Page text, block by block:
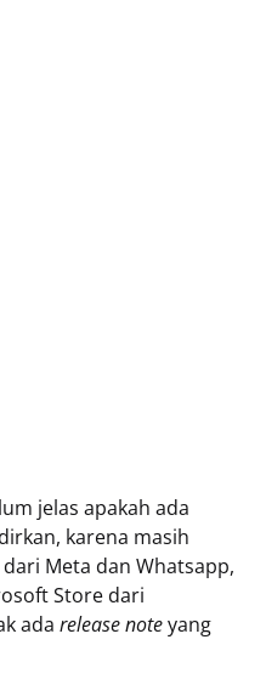
jelas apakah ada
karena masih
Meta dan Whatsapp,
Store dari
ada release noteyang